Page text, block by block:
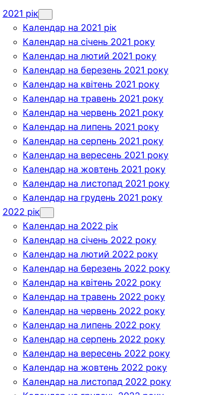
2021 рік
Календар на 2021 рік
Календар на січень 2021 року
Календар на лютий 2021 року
Календар на березень 2021 року
Календар на квітень 2021 року
Календар на травень 2021 року
Календар на червень 2021 року
Календар на липень 2021 року
Календар на серпень 2021 року
Календар на вересень 2021 року
Календар на жовтень 2021 року
Календар на листопад 2021 року
Календар на грудень 2021 року
2022 рік
Календар на 2022 рік
Календар на січень 2022 року
Календар на лютий 2022 року
Календар на березень 2022 року
Календар на квітень 2022 року
Календар на травень 2022 року
Календар на червень 2022 року
Календар на липень 2022 року
Календар на серпень 2022 року
Календар на вересень 2022 року
Календар на жовтень 2022 року
Календар на листопад 2022 року